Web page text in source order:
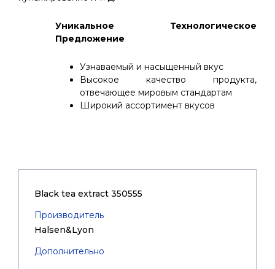
Уникальное Технологическое
Предложение
Узнаваемый и насыщенный вкус
Высокое качество продукта,
отвечающее мировым стандартам
Широкий ассортимент вкусов
Black tea extract 350555
Производитель
Halsen&Lyon
Дополнительно